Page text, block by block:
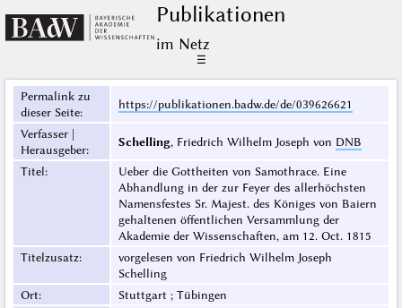
Publikationen
im Netz
☰
Permalink zu
dieser Seite:
https://publikationen.badw.de/de/039626621
Verfasser |
Herausgeber:
Schelling, Friedrich Wilhelm Joseph von DNB
Titel:
Ueber die Gottheiten von Samothrace. Eine
Abhandlung in der zur Feyer des allerhöchsten
Namensfestes Sr. Majest. des Königes von Baiern
gehaltenen öffentlichen Versammlung der
Akademie der Wissenschaften, am 12. Oct. 1815
Titelzusatz:
vorgelesen von Friedrich Wilhelm Joseph
Schelling
Ort:
Stuttgart ; Tübingen